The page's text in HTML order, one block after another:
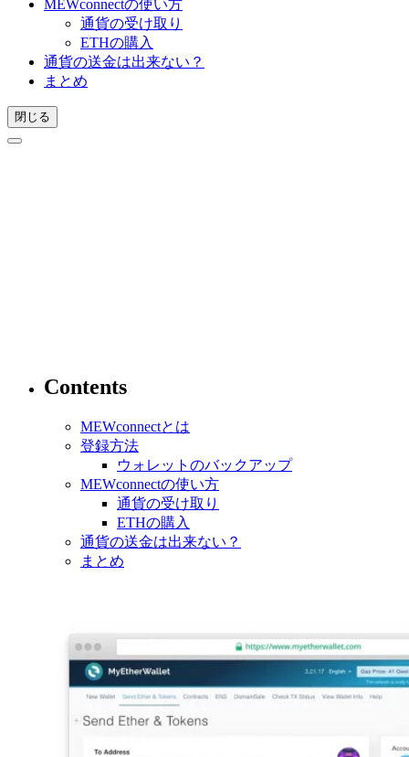
MEWconnectの使い方
通貨の受け取り
ETHの購入
通貨の送金は出来ない？
まとめ
閉じる
Contents
MEWconnectとは
登録方法
ウォレットのバックアップ
MEWconnectの使い方
通貨の受け取り
ETHの購入
通貨の送金は出来ない？
まとめ